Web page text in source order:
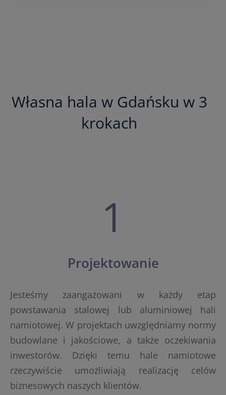
Własna hala w Gdańsku w 3
krokach
1
Projektowanie
Jesteśmy zaangażowani w każdy etap
powstawania stalowej lub aluminiowej hali
namiotowej. W projektach uwzględniamy normy
budowlane i jakościowe, a także oczekiwania
inwestorów. Dzięki temu hale namiotowe
rzeczywiście umożliwiają realizację celów
biznesowych naszych klientów.